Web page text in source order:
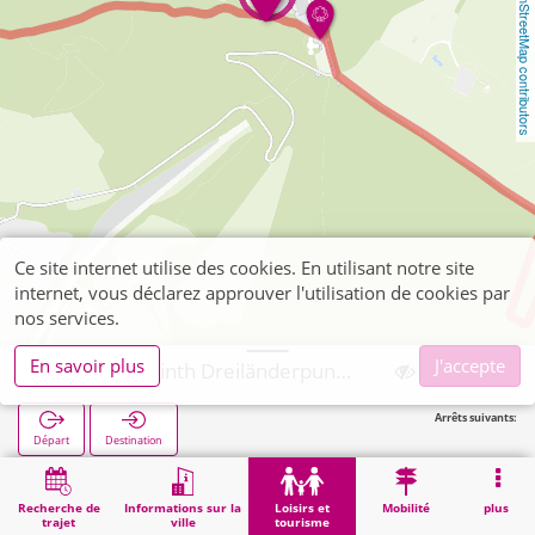
OpenStreetMap contributors
Recherche de
trajet
Informations sur la
ville
Loisirs et
tourisme
Mobilité plus
Départ Destination
Arrêts suivants:
Démarrage Loisirs et tourisme Loisirs de proximité Vaals, Labyrinth Dreiländerpunkt Vaals
Ce site internet utilise des cookies. En utilisant notre site
internet, vous déclarez approuver l'utilisation de cookies par
nos services.
En savoir plus
J'accepte